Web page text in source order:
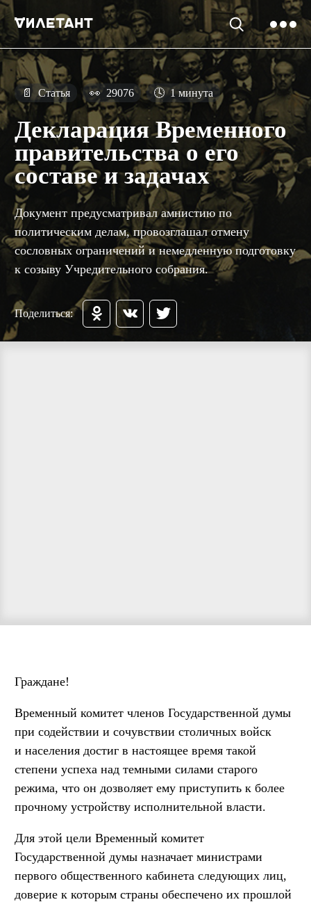
📄 Статья 👀 29076 🕓 1 минута
Декларация Временного
правительства о его
составе и задачах
Документ предусматривал амнистию по
политическим делам, провозглашал отмену
сословных ограничений и немедленную подготовку
к созыву Учредительного собрания.
Поделиться:
Граждане!
Временный комитет членов Государственной думы
при содействии и сочувствии столичных войск
и населения достиг в настоящее время такой
степени успеха над темными силами старого
режима, что он дозволяет ему приступить к более
прочному устройству исполнительной власти.
Для этой цели Временный комитет
Государственной думы назначает министрами
первого общественного кабинета следующих лиц,
доверие к которым страны обеспечено их прошлой